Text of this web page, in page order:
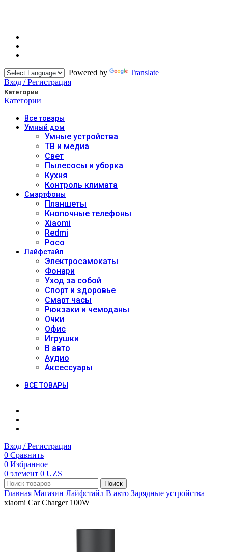
Powered by
Translate
Вход / Регистрация
Категории
Категории
Всетовары
Умный дом
Умные устройства
ТВ и медиа
Свет
Пылесосы и уборка
Кухня
Контроль климата
Смартфоны
Планшеты
Кнопочные телефоны
Xiaomi
Redmi
Poco
Лайфстайл
Электросамокаты
Фонари
Уход за собой
Спорт и здоровье
Смарт часы
Рюкзаки и чемоданы
Очки
Офис
Игрушки
В авто
Аудио
Аксессуары
ВСЕ ТОВАРЫ
Вход / Регистрация
0 Сравнить
0 Избранное
0 элемент 0 UZS
Поиск
Главная Магазин Лайфстайл В авто Зарядные устройства
xiaomi Car Charger 100W